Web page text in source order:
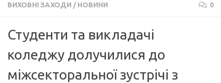
ВИХОВНІ ЗАХОДИ / НОВИНИ 0
Студенти та викладачі
коледжу долучилися до
міжсекторальної зустрічі з